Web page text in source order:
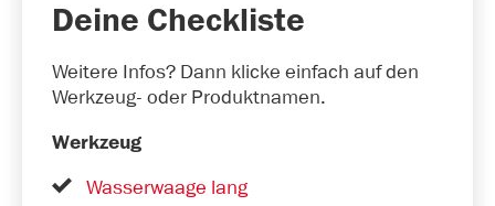
Deine Checkliste
Weitere Infos? Dann klicke einfach auf den
Werkzeug- oder Produktnamen.
Werkzeug
Wasserwaage lang